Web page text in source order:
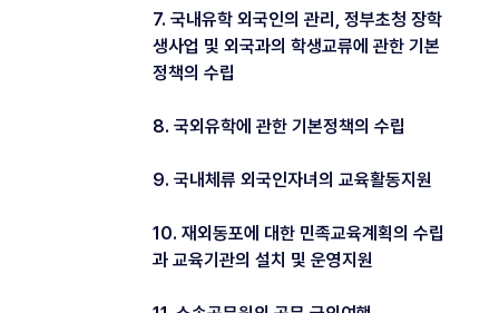
7. 국내유학 외국인의 관리, 정부초청 장학
생사업 및 외국과의 학생교류에 관한 기본
정책의 수립
8. 국외유학에 관한 기본정책의 수립
9. 국내체류 외국인자녀의 교육활동지원
10. 재외동포에 대한 민족교육계획의 수립
과 교육기관의 설치 및 운영지원